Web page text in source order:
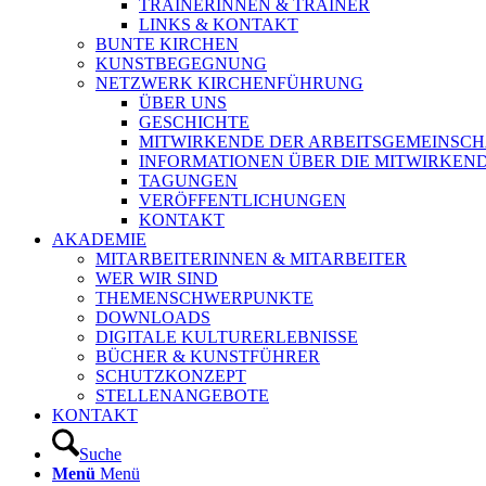
TRAINERINNEN & TRAINER
LINKS & KONTAKT
BUNTE KIRCHEN
KUNSTBEGEGNUNG
NETZWERK KIRCHENFÜHRUNG
ÜBER UNS
GESCHICHTE
MITWIRKENDE DER
INFORMATIONEN ÜBER DIE
TAGUNGEN
VERÖFFENTLICHUNGEN
KONTAKT
AKADEMIE
MITARBEITERINNEN & MITARBEITER
WER WIR SIND
THEMENSCHWERPUNKTE
DOWNLOADS
DIGITALE KULTURERLEBNISSE
BÜCHER & KUNSTFÜHRER
SCHUTZKONZEPT
STELLENANGEBOTE
KONTAKT
Suche
Menü Menü